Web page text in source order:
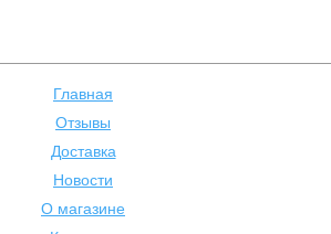
Главная
Отзывы
Доставка
Новости
О магазине